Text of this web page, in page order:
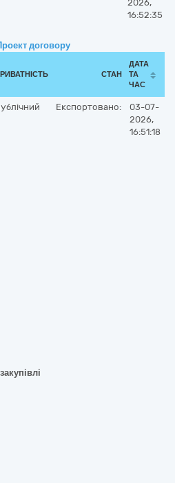
2026,
16:52:35
договору
СТАН
ДАТА
ТА
ЧАС
Експортовано:
03-07-
2026,
16:51:18